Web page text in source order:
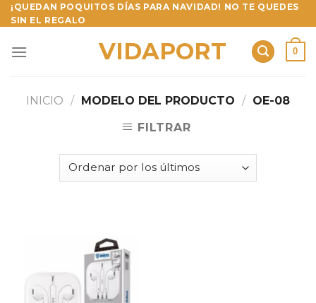
Skip
to
¡QUEDAN POQUITOS DÍAS PARA NAVIDAD! NO TE QUEDES
SIN EL REGALO
VIDAPORT 0
INICIO / MODELO DEL PRODUCTO / OE-08
FILTRAR